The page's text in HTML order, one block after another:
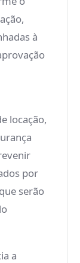
à
locação,
por
serão
a